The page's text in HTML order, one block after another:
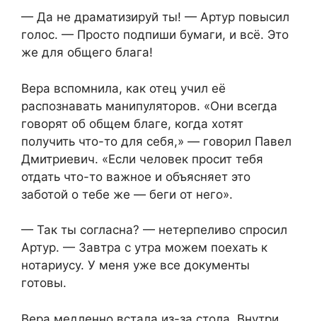
— Да не драматизируй ты! — Артур повысил
голос. — Просто подпиши бумаги, и всё. Это
же для общего блага!
Вера вспомнила, как отец учил её
распознавать манипуляторов. «Они всегда
говорят об общем благе, когда хотят
получить что-то для себя,» — говорил Павел
Дмитриевич. «Если человек просит тебя
отдать что-то важное и объясняет это
заботой о тебе же — беги от него».
— Так ты согласна? — нетерпеливо спросил
Артур. — Завтра с утра можем поехать к
нотариусу. У меня уже все документы
готовы.